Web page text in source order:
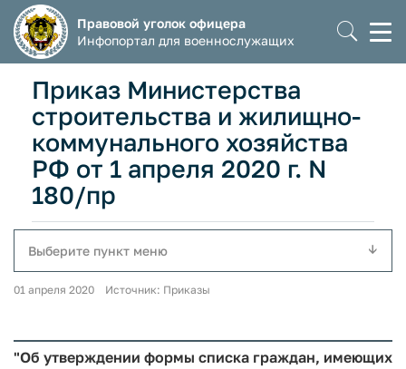
Правовой уголок офицера
Инфопортал для военнослужащих
Приказ Министерства
строительства и жилищно-
коммунального хозяйства
РФ от 1 апреля 2020 г. N
180/пр
Выберите пункт меню
01 апреля 2020 Источник: Приказы
"Об утверждении формы списка граждан, имеющих